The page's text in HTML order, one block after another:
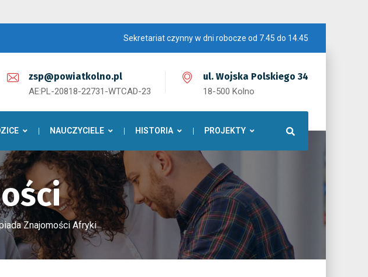
Sekretariat czynny w dni robocze od 7.45 do 14.45
zsp@powiatkolno.pl
AE:PL-20818-22731-WTCAD-23
ul. Wojska Polskiego 34
18-500 Kolno
NAUCZYCIELE HISTORIA PROJEKTY
Znajomości Afryki